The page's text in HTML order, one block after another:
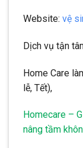
Website: vệ
Dịch vụ tận
Home Care
lễ, Tết),
Homecare –
nâng tầm